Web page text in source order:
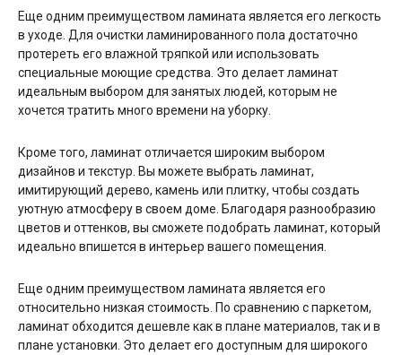
Еще одним преимуществом ламината является его легкость
в уходе. Для очистки ламинированного пола достаточно
протереть его влажной тряпкой или использовать
специальные моющие средства. Это делает ламинат
идеальным выбором для занятых людей, которым не
хочется тратить много времени на уборку.
Кроме того, ламинат отличается широким выбором
дизайнов и текстур. Вы можете выбрать ламинат,
имитирующий дерево, камень или плитку, чтобы создать
уютную атмосферу в своем доме. Благодаря разнообразию
цветов и оттенков, вы сможете подобрать ламинат, который
идеально впишется в интерьер вашего помещения.
Еще одним преимуществом ламината является его
относительно низкая стоимость. По сравнению с паркетом,
ламинат обходится дешевле как в плане материалов, так и в
плане установки. Это делает его доступным для широкого